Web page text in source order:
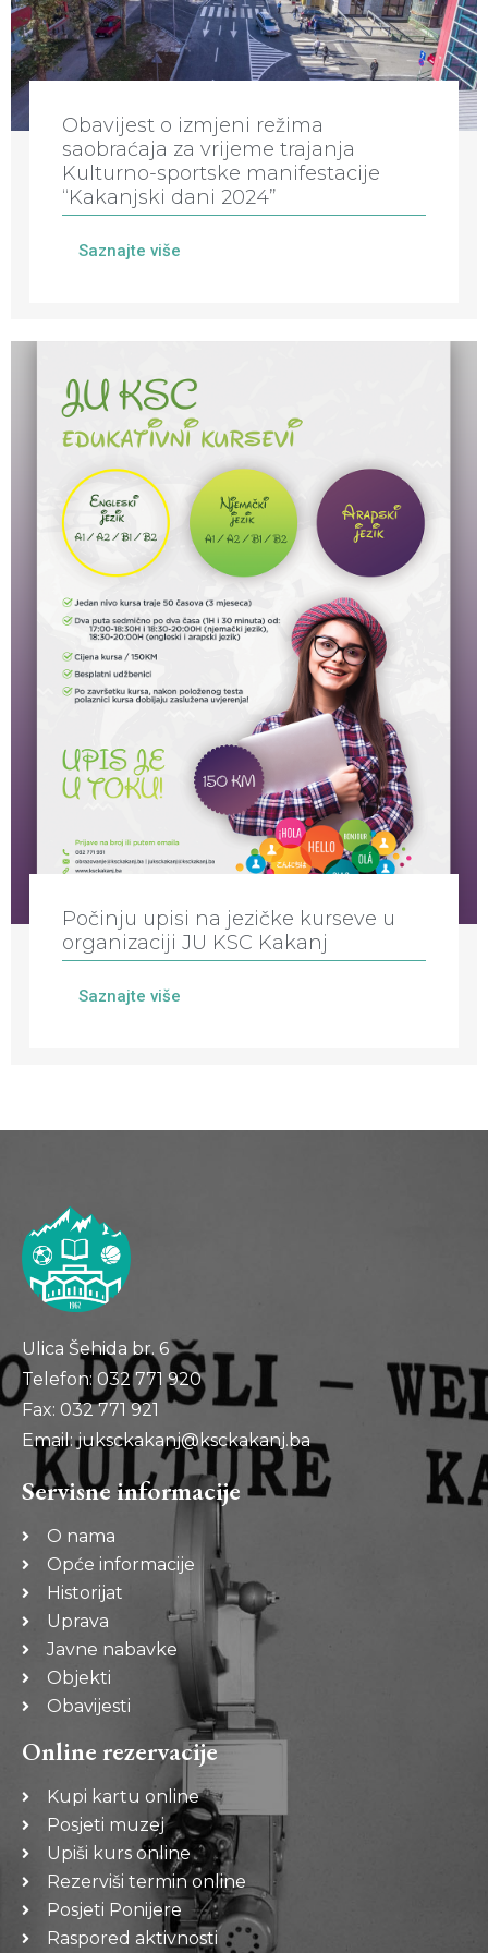
Obavijest o izmjeni režima
saobraćaja za vrijeme trajanja
Kulturno-sportske manifestacije
“Kakanjski dani 2024”
Saznajte više
Počinju upisi na jezičke kurseve u
organizaciji JU KSC Kakanj
Saznajte više
Ulica Šehida br. 6
Telefon: 032 771 920
Fax: 032 771 921
Email: juksckakanj@ksckakanj.ba
Servisne informacije
O nama
Opće informacije
Historijat
Uprava
Javne nabavke
Objekti
Obavijesti
Online rezervacije
Kupi kartu online
Posjeti muzej
Upiši kurs online
Rezerviši termin online
Posjeti Ponijere
Raspored aktivnosti